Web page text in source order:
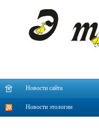
Новости сайта
Новости этологии